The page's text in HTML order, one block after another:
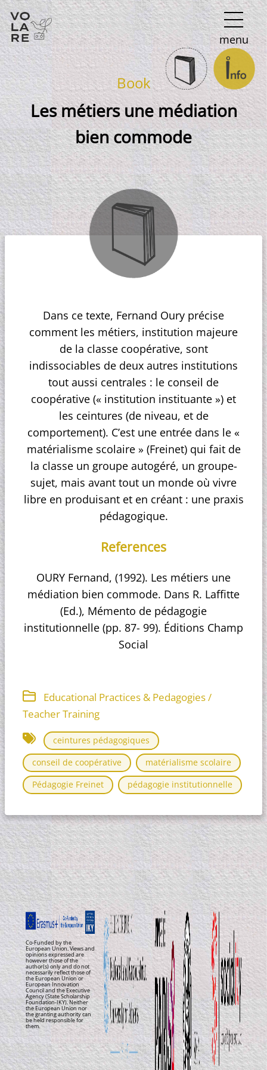
Main
Navigation
menu
Book
Les métiers une médiation
bien commode
Dans ce texte, Fernand Oury précise
comment les métiers, institution majeure
de la classe coopérative, sont
indissociables de deux autres institutions
tout aussi centrales : le conseil de
coopérative (« institution instituante ») et
les ceintures (de niveau, et de
comportement). C’est une entrée dans le «
matérialisme scolaire » (Freinet) qui fait de
la classe un groupe autogéré, un groupe-
sujet, mais avant tout un monde où vivre
libre en produisant et en créant : une praxis
pédagogique.
References
OURY Fernand, (1992). Les métiers une
médiation bien commode. Dans R. Laffitte
(Ed.), Mémento de pédagogie
institutionnelle (pp. 87- 99). Éditions Champ
Social
Educational Practices & Pedagogies /
Teacher Training
ceintures pédagogiques
conseil de coopérative
matérialisme scolaire
Pédagogie Freinet
pédagogie institutionnelle
Co-Funded by the
European Union. Views and
opinions expressed are
however those of the
author(s) only and do not
necessarily reflect those of
the European Union or
European Innovation
Council and the Executive
Agency (State Scholarship
Foundation-IKY). Neither
the European Union nor
the granting authority can
be held responsible for
them.